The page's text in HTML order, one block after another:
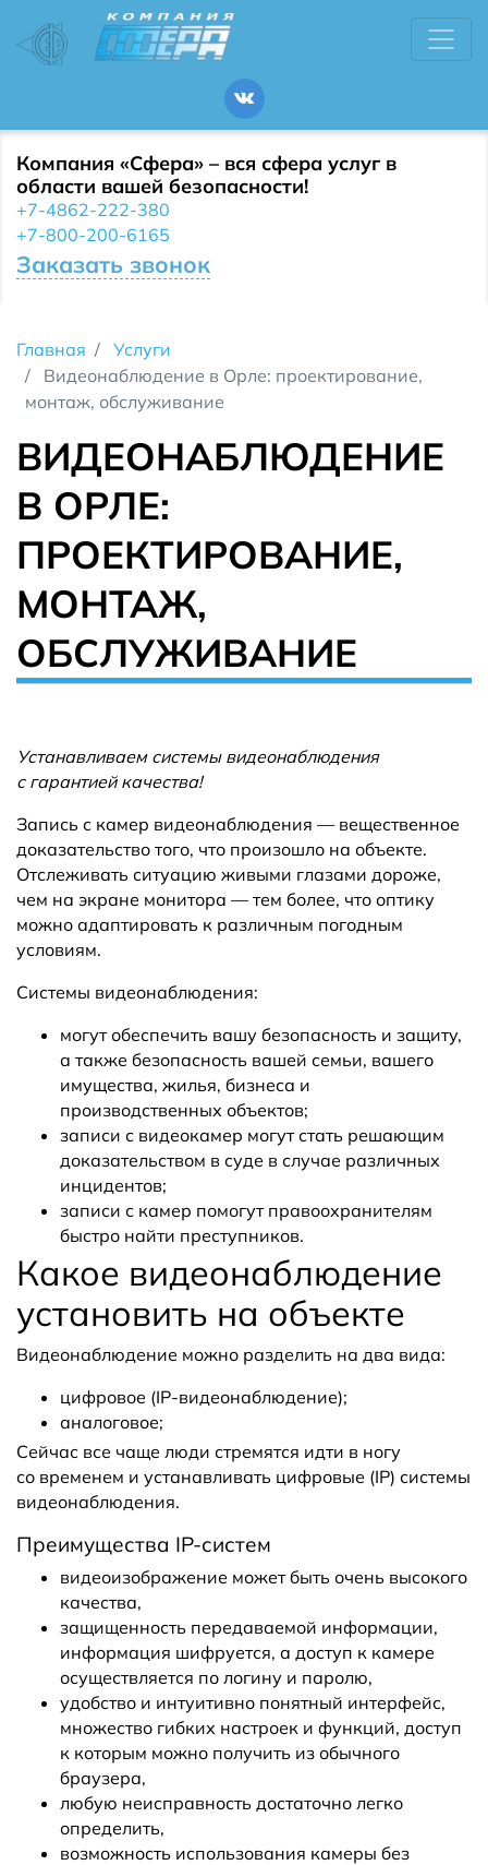
Компания «Сфера» – вся сфера услуг в
области вашей безопасности!
+7-4862-222-380
+7-800-200-6165
Заказать звонок
Главная
Услуги
Видеонаблюдение в Орле: проектирование,
монтаж, обслуживание
ВИДЕОНАБЛЮДЕНИЕ
В ОРЛЕ:
ПРОЕКТИРОВАНИЕ,
МОНТАЖ,
ОБСЛУЖИВАНИЕ
Устанавливаем системы видеонаблюдения
с гарантией качества!
Запись с камер видеонаблюдения — вещественное
доказательство того, что произошло на объекте.
Отслеживать ситуацию живыми глазами дороже,
чем на экране монитора — тем более, что оптику
можно адаптировать к различным погодным
условиям.
Системы видеонаблюдения:
могут обеспечить вашу безопасность и защиту,
а также безопасность вашей семьи, вашего
имущества, жилья, бизнеса и
производственных объектов;
записи с видеокамер могут стать решающим
доказательством в суде в случае различных
инцидентов;
записи с камер помогут правоохранителям
быстро найти преступников.
Какое видеонаблюдение
установить на объекте
Видеонаблюдение можно разделить на два вида:
цифровое (IP-видеонаблюдение);
аналоговое;
Сейчас все чаще люди стремятся идти в ногу
со временем и устанавливать цифровые (IP) системы
видеонаблюдения.
Преимущества IP-систем
видеоизображение может быть очень высокого
качества,
защищенность передаваемой информации,
информация шифруется, а доступ к камере
осуществляется по логину и паролю,
удобство и интуитивно понятный интерфейс,
множество гибких настроек и функций, доступ
к которым можно получить из обычного
браузера,
любую неисправность достаточно легко
определить,
возможность использования камеры без